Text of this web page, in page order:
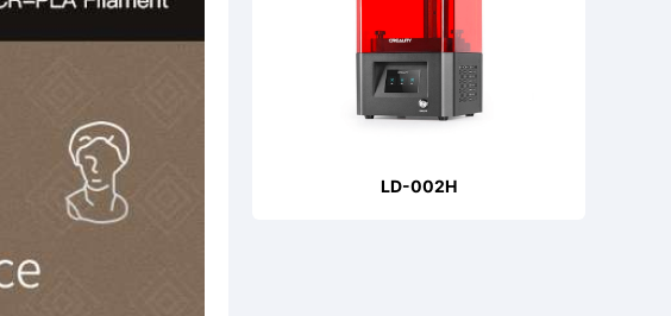
LD-002H